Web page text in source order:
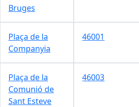
Bruges
Plaça de la
Companyia
46001
Plaça de la
Comunió de
Sant Esteve
46003